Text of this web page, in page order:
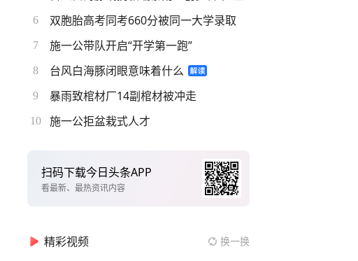
6 双胞胎高考同考660分被同一大学录取
7 施一公带队开启“开学第一跑”
8 台风白海豚闭眼意味着什么
9 暴雨致棺材厂14副棺材被冲走
10 施一公拒盆栽式人才
扫码下载今日头条APP
看最新、最热资讯内容
精彩视频 换一换